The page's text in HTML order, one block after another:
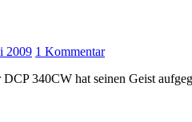
2009 1 Kommentar
DCP 340CW hat seinen Geist